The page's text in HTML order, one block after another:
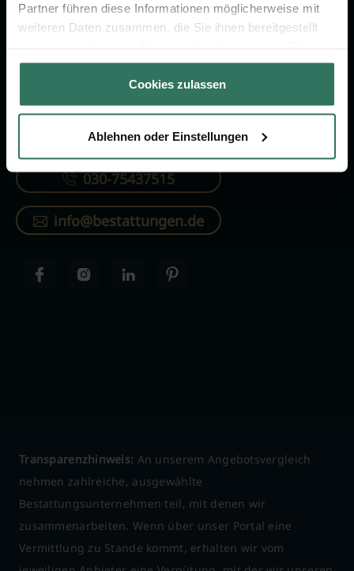
Partner führen diese Informationen möglicherweise mit
weiteren Daten zusammen, die Sie ihnen bereitgestellt
gesammelt haben.
Cookies zulassen
Ablehnen oder Einstellungen
Vergleich
Verzeichnis
Online-Portal
KONTAKTIEREN SIE UNS
030-75437515
info@bestattungen.de
Transparenzhinweis: An unserem Angebotsvergleich
nehmen zahlreiche, ausgewählte
Bestattungsunternehmen teil, mit denen wir
zusammenarbeiten. Wenn über unser Portal eine
Vermittlung zu Stande kommt, erhalten wir vom